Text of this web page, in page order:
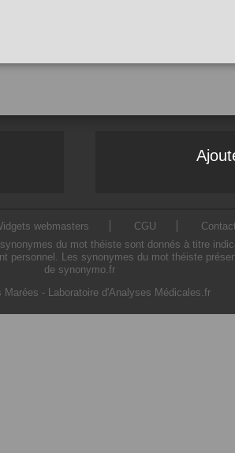
webmasters CGU Contact
du mot théiste sont donnés à titre
Les synonymes du mot théiste
de synonymo.fr
Marées - Laboratoire d'Analyses Médicales.fr